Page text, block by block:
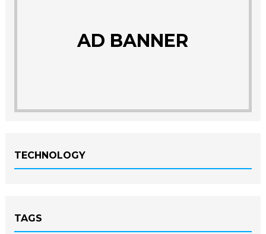
AD BANNER
TECHNOLOGY
TAGS